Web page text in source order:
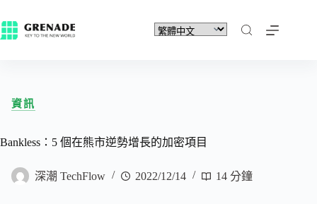
資訊
Bankless：5 個在熊市逆勢增長的加密項目
深潮 TechFlow 2022/12/14 14 分鐘